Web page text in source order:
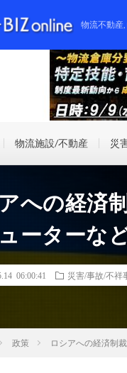
物流不動産
物流施設/不動産 災
への経済
ーターな
06:00:41 災害/事故/不祥
政策 ロシアへの経済制